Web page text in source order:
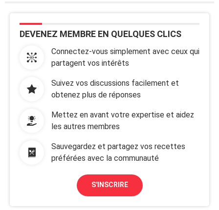
DEVENEZ MEMBRE EN QUELQUES CLICS
Connectez-vous simplement avec ceux qui
partagent vos intérêts
Suivez vos discussions facilement et
obtenez plus de réponses
Mettez en avant votre expertise et aidez
les autres membres
Sauvegardez et partagez vos recettes
préférées avec la communauté
S'INSCRIRE